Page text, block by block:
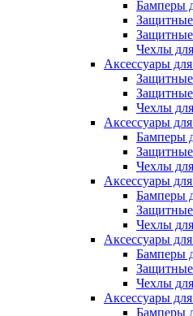
Бамперы
Защитные
Защитные
Чехлы
Аксессуары
Защитные
Защитные
Чехлы
Аксессуары
Бамперы
Защитные
Чехлы
Аксессуары
Бамперы
Защитные
Чехлы
Аксессуары
Бамперы
Защитные
Чехлы
Аксессуары
Бамперы